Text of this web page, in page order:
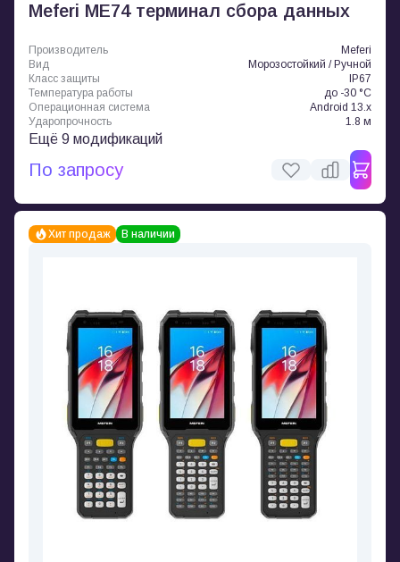
Meferi ME74 терминал сбора данных
Производитель
Meferi
Вид
Морозостойкий / Ручной
Класс защиты
IP67
Температура работы
до -30 °C
Операционная система
Android 13.x
Ударопрочность
1.8 м
Ещё 9 модификаций
По запросу
Хит продаж В наличии